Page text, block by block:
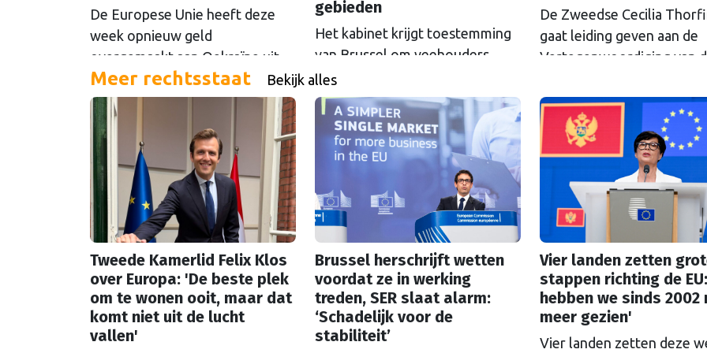
De Europese Unie heeft deze
week opnieuw geld
overgemaakt aan Oekraïne uit
de opbrengsten van bevroren
Russische tegoeden. Het gaat
om 1,4 miljard euro. Dat is de
rente op het geld dat de
Russische Centrale Bank ooit bij
de Belgische bank Euroclear
parkeerde. De EU bevroor dat
geld na de Russische inval in
gebieden
Het kabinet krijgt toestemming
van Brussel om veehouders
rondom Natura 2000-gebieden
uit te kopen. De Europese
Commissie gaat akkoord met
een uitkoopregeling van 715
miljoen euro.
De Zweedse Cecilia
gaat leiding geven aan de
Vertegenwoordiging van
Haag.
Meer rechtsstaat Bekijk alles
Tweede Kamerlid Felix Klos
over Europa: 'De beste plek
om te wonen ooit, maar dat
komt niet uit de lucht
vallen'
Brussel herschrijft wetten
voordat ze in werking
treden, SER slaat alarm:
‘Schadelijk voor de
stabiliteit’
Vier landen zetten
stappen richting de
hebben we sinds 2002
meer gezien'
Vier landen zetten deze